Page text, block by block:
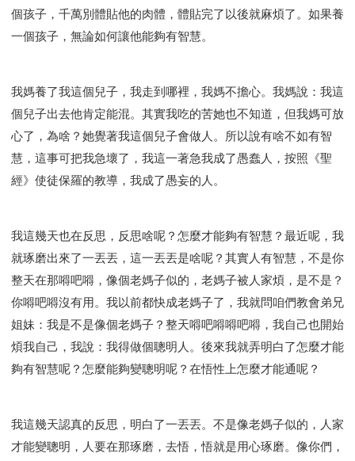
個孩子，千萬別體貼他的肉體，體貼完了以後就麻煩了。如果養
一個孩子，無論如何讓他能夠有智慧。
我媽養了我這個兒子，我走到哪裡，我媽不擔心。我媽說：我這
個兒子出去他肯定能混。其實我吃的苦她也不知道，但我媽可放
心了，為啥？她覺著我這個兒子會做人。所以說有啥不如有智
慧，這事可把我急壞了，我這一著急我成了愚蠢人，按照《聖
經》使徒保羅的教導，我成了愚妄的人。
我這幾天也在反思，反思啥呢？怎麼才能夠有智慧？最近呢，我
就琢磨出來了一丟丟，這一丟丟是啥呢？其實人有智慧，不是你
整天在那嘚吧嘚，像個老媽子似的，老媽子被人家煩，是不是？
你嘚吧嘚沒有用。我以前都快成老媽子了，我就問咱們教會弟兄
姐妹：我是不是像個老媽子？整天嘚吧嘚嘚吧嘚，我自己也開始
煩我自己，我說：我得做個聰明人。後來我就弄明白了怎麼才能
夠有智慧呢？怎麼能夠變聰明呢？在悟性上怎麼才能通呢？
我這幾天認真的反思，明白了一丟丟。不是像老媽子似的，人家
才能變聰明，人要在那琢磨，去悟，悟就是用心琢磨。像你們，